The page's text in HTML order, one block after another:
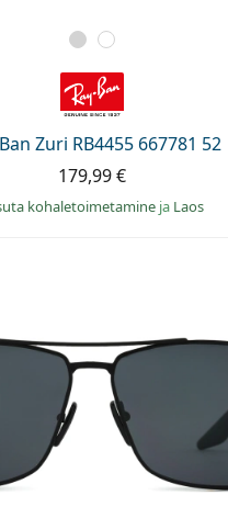
Zuri RB4455 667781 52
179,99 €
kohaletoimetamine ja Laos